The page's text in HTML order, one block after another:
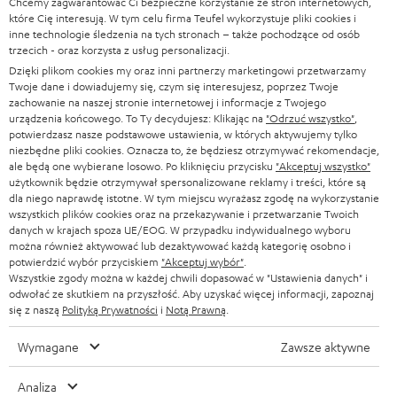
e
t
t
e
r
a
SOUNDBARY
GŁOŚNIKI HIFI
SMART HOME
BLUETOOTH
SŁUCHAWKI
SŁUCHAWKI BLUETOOTH
WIEŻE HI-FI
GŁOŚNIKI
ULTIMA
SŁUCHAWKI DOUSZNE
KARIERA
KONTAKT PRASOWY
B2B
BLOG
NEWSLETTER
SKLEPY
KORZYŚCI
TEUFEL STORY
NIEMCY
AUSTRIA
SZWAJCARIA
HOLANDIA
BELGIA
FRANCJA
POLSKA
które Cię interesują. W tym celu firma Teufel wykorzystuje pliki cookies i
inne technologie śledzenia na tych stronach – także pochodzące od osób
trzecich - oraz korzysta z usług personalizacji.
Dzięki plikom cookies my oraz inni partnerzy marketingowi przetwarzamy
Twoje dane i dowiadujemy się, czym się interesujesz, poprzez Twoje
zachowanie na naszej stronie internetowej i informacje z Twojego
urządzenia końcowego. To Ty decydujesz: Klikając na "Odrzuć wszystko"
potwierdzasz nasze podstawowe ustawienia, w których aktywujemy tylko
niezbędne pliki cookies. Oznacza to, że będziesz otrzymywać rekomendacje,
ale będą one wybierane losowo. Po kliknięciu przycisku "Akceptuj wszystko"
użytkownik będzie otrzymywał spersonalizowane reklamy i treści, które są
dla niego naprawdę istotne. W tym miejscu wyrażasz zgodę na wykorzystanie
wszystkich plików cookies oraz na przekazywanie i przetwarzanie Twoich
danych w krajach spoza UE/EOG. W przypadku indywidualnego wyboru
można również aktywować lub dezaktywować każdą kategorię osobno i
potwierdzić wybór przyciskiem "Akceptuj wybór"
Wszystkie zgody można w każdej chwili dopasować w "Ustawienia danych" i
odwołać ze skutkiem na przyszłość. Aby uzyskać więcej informacji, zapoznaj
się z naszą Polityką Prywatności i Notą Prawną
Wymagane Zawsze aktywne
Analiza